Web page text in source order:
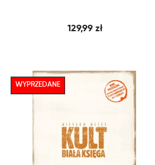
129,99 zł
WYPRZEDANE